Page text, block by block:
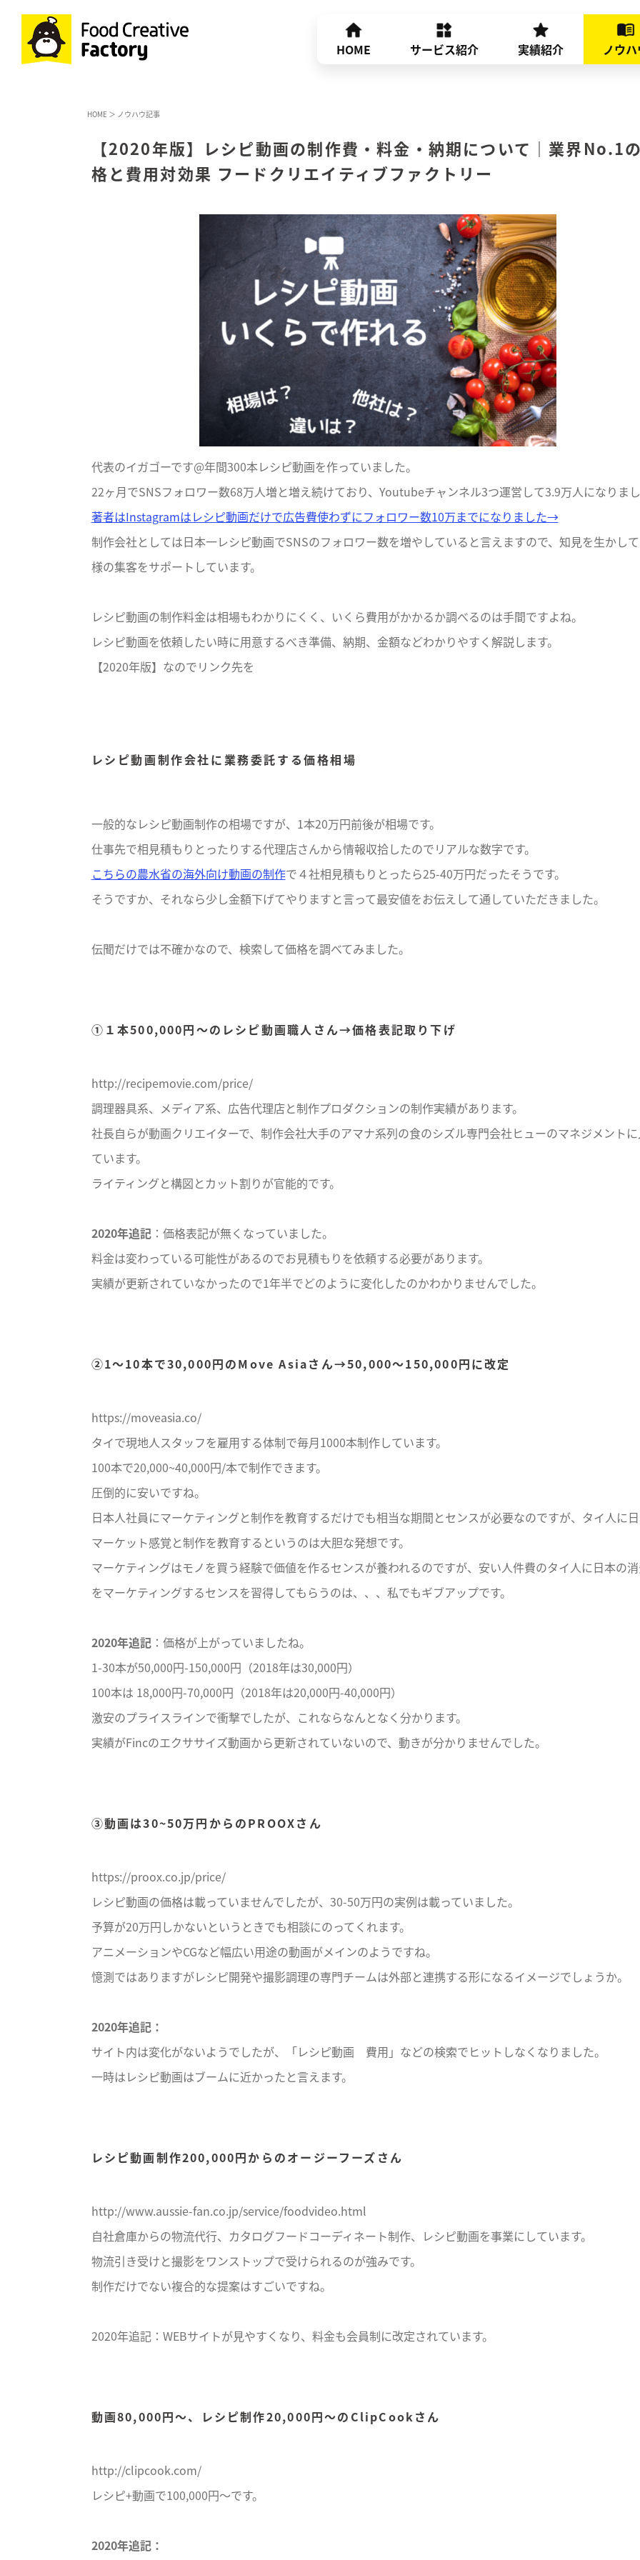
HOME サービス紹介 実績紹介 ノウ
HOME ＞ ノウハウ記事
【2020年版】レシピ動画の制作費・料金・納期について｜業界No.1
格と費用対効果 フードクリエイティブファクトリー
代表のイガゴーです@年間300本レシピ動画を作っていました。
22ヶ月でSNSフォロワー数68万人増と増え続けており、Youtubeチャンネル3つ運営して3.9万人になりま
著者はInstagramはレシピ動画だけで広告費使わずにフォロワー数10万までになりました→
制作会社としては日本一レシピ動画でSNSのフォロワー数を増やしていると言えますので、知見を生かし
様の集客をサポートしています。
レシピ動画の制作料金は相場もわかりにくく、いくら費用がかかるか調べるのは手間ですよね。
レシピ動画を依頼したい時に用意するべき準備、納期、金額などわかりやすく解説します。
【2020年版】なのでリンク先を
レシピ動画制作会社に業務委託する価格相場
一般的なレシピ動画制作の相場ですが、1本20万円前後が相場です。
仕事先で相見積もりとったりする代理店さんから情報収拾したのでリアルな数字です。
こちらの農水省の海外向け動画の制作で４社相見積もりとったら25-40万円だったそうです。
そうですか、それなら少し金額下げてやりますと言って最安値をお伝えして通していただきました。
伝聞だけでは不確かなので、検索して価格を調べてみました。
①１本500,000円〜のレシピ動画職人さん→価格表記取り下げ
http://recipemovie.com/price/
調理器具系、メディア系、広告代理店と制作プロダクションの制作実績があります。
社長自らが動画クリエイターで、制作会社大手のアマナ系列の食のシズル専門会社ヒューのマネジメント
ています。
ライティングと構図とカット割りが官能的です。
2020年追記：価格表記が無くなっていました。
料金は変わっている可能性があるのでお見積もりを依頼する必要があります。
実績が更新されていなかったので1年半でどのように変化したのかわかりませんでした。
②1〜10本で30,000円のMove Asiaさん→50,000〜150,000円に改定
https://moveasia.co/
タイで現地人スタッフを雇用する体制で毎月1000本制作しています。
100本で20,000~40,000円/本で制作できます。
圧倒的に安いですね。
日本人社員にマーケティングと制作を教育するだけでも相当な期間とセンスが必要なのですが、タイ人に
マーケット感覚と制作を教育するというのは大胆な発想です。
マーケティングはモノを買う経験で価値を作るセンスが養われるのですが、安い人件費のタイ人に日本の
をマーケティングするセンスを習得してもらうのは、、、私でもギブアップです。
2020年追記：価格が上がっていましたね。
1-30本が50,000円-150,000円（2018年は30,000円）
100本は 18,000円-70,000円（2018年は20,000円-40,000円）
激安のプライスラインで衝撃でしたが、これならなんとなく分かります。
実績がFincのエクササイズ動画から更新されていないので、動きが分かりませんでした。
③動画は30~50万円からのPROOXさん
https://proox.co.jp/price/
レシピ動画の価格は載っていませんでしたが、30-50万円の実例は載っていました。
予算が20万円しかないというときでも相談にのってくれます。
アニメーションやCGなど幅広い用途の動画がメインのようですね。
憶測ではありますがレシピ開発や撮影調理の専門チームは外部と連携する形になるイメージでしょうか。
2020年追記：
サイト内は変化がないようでしたが、「レシピ動画 費用」などの検索でヒットしなくなりました。
一時はレシピ動画はブームに近かったと言えます。
レシピ動画制作200,000円からのオージーフーズさん
http://www.aussie-fan.co.jp/service/foodvideo.html
自社倉庫からの物流代行、カタログフードコーディネート制作、レシピ動画を事業にしています。
物流引き受けと撮影をワンストップで受けられるのが強みです。
制作だけでない複合的な提案はすごいですね。
2020年追記：WEBサイトが見やすくなり、料金も会員制に改定されています。
動画80,000円〜、レシピ制作20,000円〜のClipCookさん
http://clipcook.com/
レシピ+動画で100,000円〜です。
2020年追記：